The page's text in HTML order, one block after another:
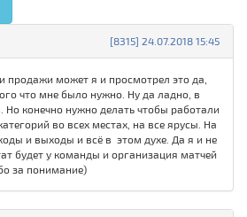
[8315] 24.07.2018 15:45
продажи может я и просмотрел это да,
что мне было нужно. Ну да ладно, в
Но конечно нужно делать чтобы работали
во всех местах, на все ярусы. На
и выходы и всё в этом духе. Да я и не
будет у команды и организация матчей
за понимание)